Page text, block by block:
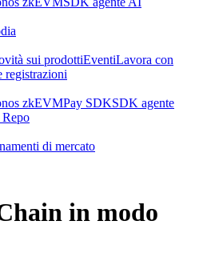
sui prodottiEventiLavora con
registrazioni
zkEVMPay SDKSDK agente
di mercato
in modo